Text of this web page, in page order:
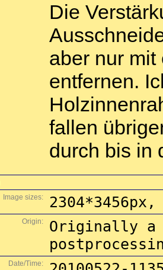
Die
aber nur
entfernen.
fallen
durch bis in
Image sizes: 2304*3456px,
Origin:
Originally a
Date/Time: